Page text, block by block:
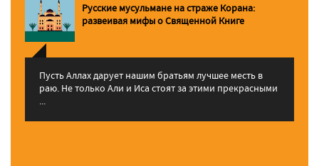
Русские мусульмане на страже Корана:
pазвеивая мифы о Священной Книге
Пусть Аллах дарует нашим братьям лучшее месть в
раю. Не только Али и Иса стоят за этими прекрасными
...